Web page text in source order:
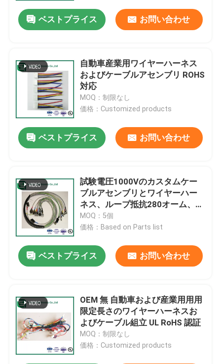
ベストプライス お問い合わせ
自動車産業用ワイヤーハーネス
およびケーブルアセンブリ ROHS
対応
MOQ：制限なし
価格：Customized products
ベストプライス お問い合わせ
試験電圧1000Vのカスタムケー
ブルアセンブリとワイヤーハー
ネス、ループ抵抗280オーム、温
度定格-40℃～105℃
MOQ：5個
価格：Based on Parts list
ベストプライス お問い合わせ
OEM 無 自動車および産業用用用
限定長さのワイヤーハーネスお
よびケーブル組立 UL RoHS 認証
MOQ：制限なし
価格：Customized products